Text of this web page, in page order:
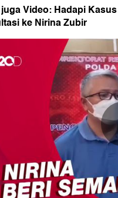
Video: Hadapi
ke Nirina Zubir